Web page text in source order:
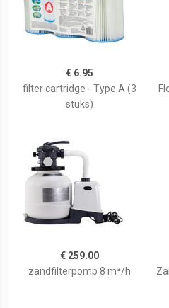
€ 6.95
filter cartridge - Type A (3
stuks)
€ 259.00
zandfilterpomp 8 m³/h